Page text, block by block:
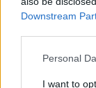
Downstream
Please note
not limited to
Personal
I want to
HÄRhittar du
Texten